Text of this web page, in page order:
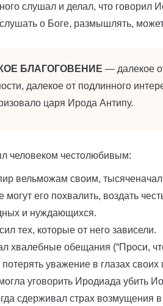
слушал и делал, что говорил
о Боге, размышлять,
БЛАГОГОВЕНИЕ — далекое
далекое от подлинного
царя Ирода Антипу.
человеком честолюбивым:
вельможам своим,
могут его похвалить, воздать
и нуждающихся.
тех, которые от него зависели.
хвалебные обещания (“Проси,
уважение в глазах
уговорить Иродиада убить
сдерживал страх возмущения